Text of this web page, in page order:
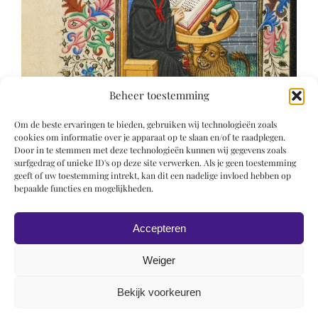
Beheer toestemming
Om de beste ervaringen te bieden, gebruiken wij technologieën zoals
cookies om informatie over je apparaat op te slaan en/of te raadplegen.
Door in te stemmen met deze technologieën kunnen wij gegevens zoals
surfgedrag of unieke ID's op deze site verwerken. Als je geen toestemming
geeft of uw toestemming intrekt, kan dit een nadelige invloed hebben op
bepaalde functies en mogelijkheden.
Accepteren
Weiger
Bekijk voorkeuren